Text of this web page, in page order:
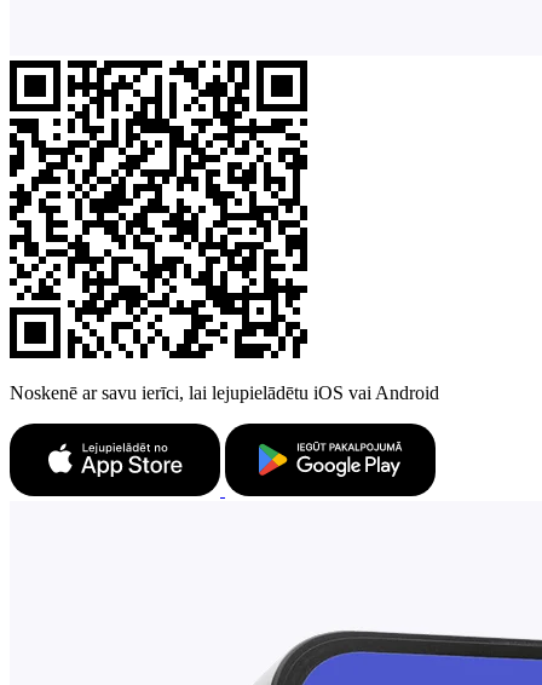
Noskenē ar savu ierīci, lai lejupielādētu iOS vai Android